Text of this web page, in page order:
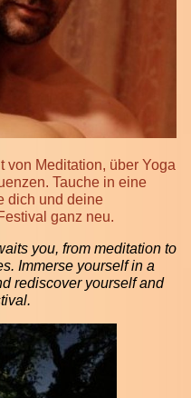
von Meditation, über Yoga
Tauche in eine
dich und deine
ganz neu.
you, from meditation to
Immerse yourself in a
rediscover yourself and